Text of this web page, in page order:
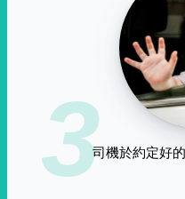
3司機於約定好